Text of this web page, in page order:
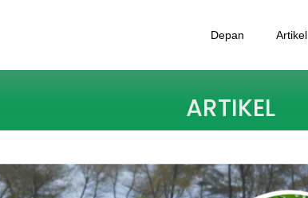
Depan Artikel
ARTIKEL